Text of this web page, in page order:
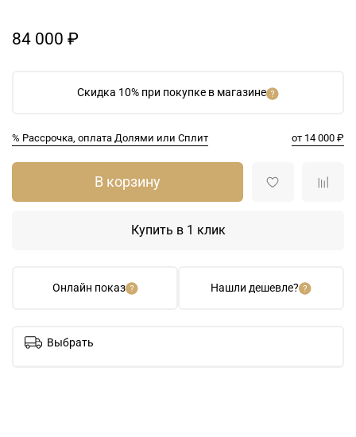
Скидка 10% при покупке в магазине
% Рассрочка, оплата Долями или Сплит от 14 000 ₽
84 000 ₽
Онлайн показ Нашли дешевле?
В корзину
Купить в 1 клик
Выбрать